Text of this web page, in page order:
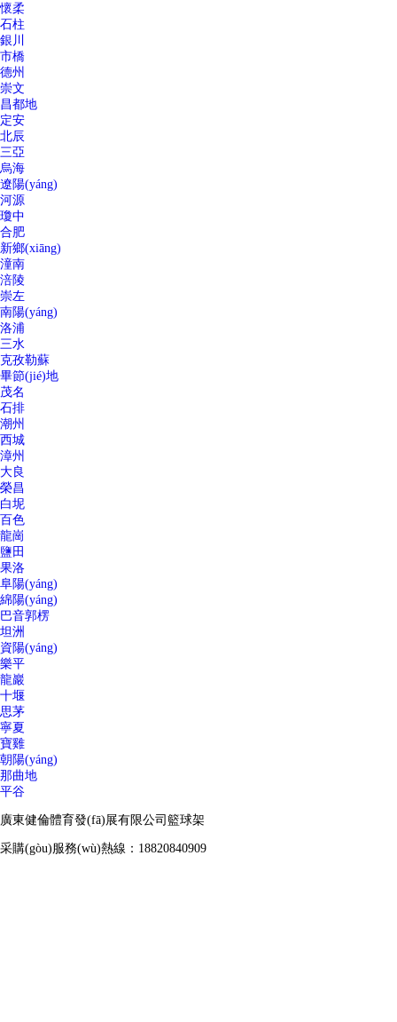
懷柔
石柱
銀川
市橋
德州
崇文
昌都地
定安
北辰
三亞
烏海
遼陽(yáng)
河源
瓊中
合肥
新鄉(xiāng)
潼南
涪陵
崇左
南陽(yáng)
洛浦
三水
克孜勒蘇
畢節(jié)地
茂名
石排
潮州
西城
漳州
大良
榮昌
白坭
百色
龍崗
鹽田
果洛
阜陽(yáng)
綿陽(yáng)
巴音郭楞
坦洲
資陽(yáng)
樂平
龍巖
十堰
思茅
寧夏
寶雞
朝陽(yáng)
那曲地
平谷
廣東健倫體育發(fā)展有限公司籃球架
采購(gòu)服務(wù)熱線：18820840909